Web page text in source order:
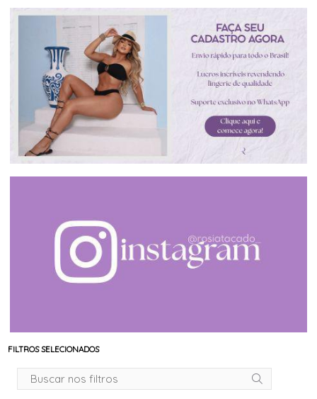
FILTROS SELECIONADOS